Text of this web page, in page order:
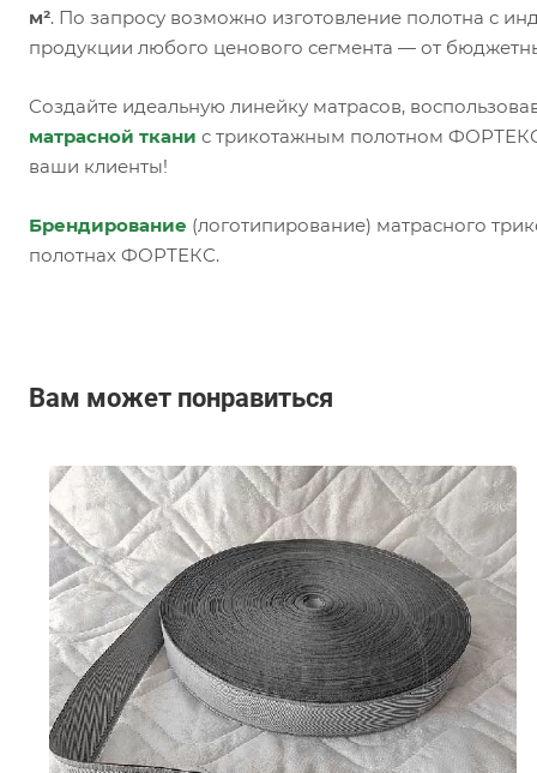
м². По запросу возможно изготовление полотна с
продукции любого ценового сегмента — от
Создайте идеальную линейку матрасов,
матрасной ткани с трикотажным полотном
ваши клиенты!
Брендирование (логотипирование) матрасного
полотнах ФОРТЕКС.
Вам может понравиться